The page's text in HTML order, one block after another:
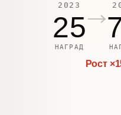
2023
25
НАГРАД
Рост